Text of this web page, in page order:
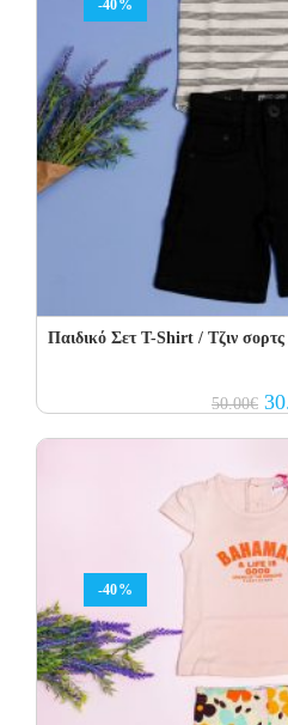
-40%
Παιδικό Σετ T-Shirt / Τζιν
50.00€
-40%